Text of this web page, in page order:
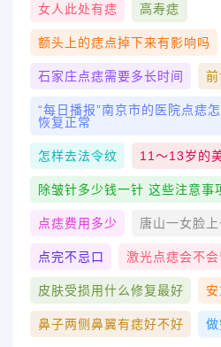
女人此处有痣 高寿痣
额头上的痣点掉下来有影响吗
石家庄点痣需要多长时间
“每日播报”南京市的医院点痣
恢复正常
怎样去法令纹 11～13岁的
除皱针多少钱一针 这些注意事
点痣费用多少 唐山一女脸
点完不忌口 激光点痣会不
皮肤受损用什么修复最好
鼻子两侧鼻翼有痣好不好